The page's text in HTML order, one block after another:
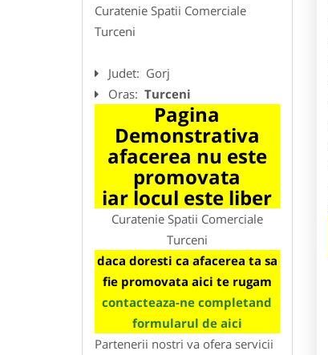
Curatenie Spatii Comerciale
Turceni
Judet: Gorj
Oras: Turceni
Pagina
Demonstrativa
afacerea nu este
promovata
iar locul este liber
Curatenie Spatii Comerciale
Turceni
daca doresti ca afacerea ta sa
fie promovata aici te rugam
contacteaza-ne completand
formularul de aici
Partenerii nostri va ofera servicii